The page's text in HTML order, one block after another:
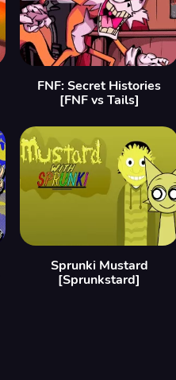
FNF: Secret Histories
[FNF vs Tails]
Sprunki Mustard
[Sprunkstard]